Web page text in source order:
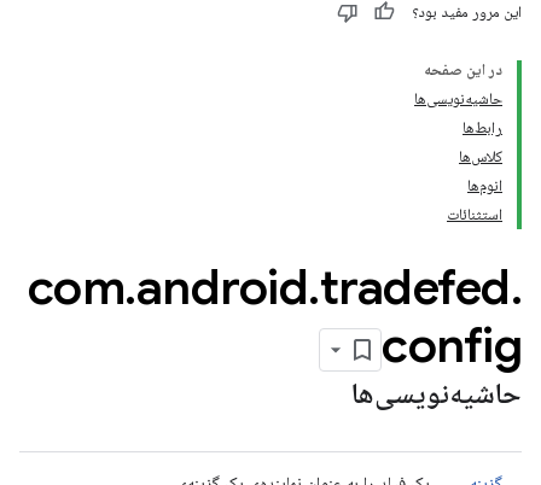
این مرور مفید بود؟
در این صفحه
حاشیه‌نویسی‌ها
رابط‌ها
کلاس‌ها
انوم‌ها
استثنائات
com.android.tradefed.
config
حاشیه‌نویسی‌ها